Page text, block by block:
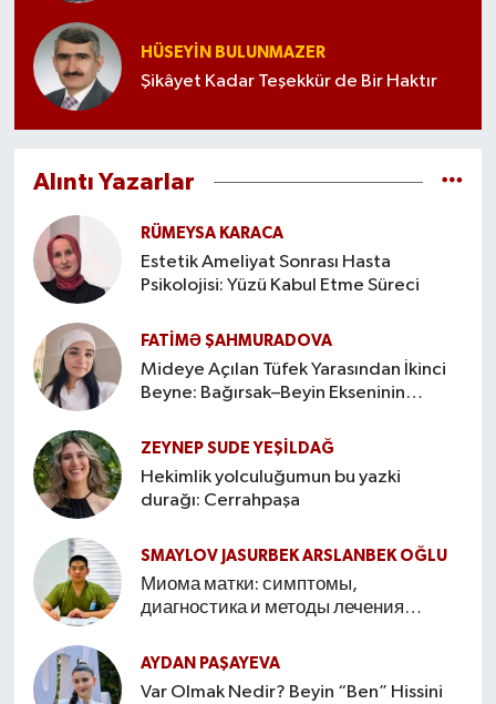
HÜSEYIN BULUNMAZER
Şikâyet Kadar Teşekkür de Bir Haktır
Alıntı Yazarlar
RÜMEYSA KARACA
Estetik Ameliyat Sonrası Hasta
Psikolojisi: Yüzü Kabul Etme Süreci
FATIMƏ ŞAHMURADOVA
Mideye Açılan Tüfek Yarasından İkinci
Beyne: Bağırsak–Beyin Ekseninin
ZEYNEP SUDE YEŞİLDAĞ
Hekimlik yolculuğumun bu yazki
durağı: Cerrahpaşa
SMAYLOV JASURBEK ARSLANBEK OĞLU
Миома матки: симптомы,
диагностика и методы лечения
AYDAN PAŞAYEVA
Var Olmak Nedir? Beyin “Ben” Hissini